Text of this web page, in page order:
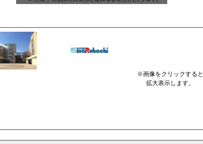
※画像をクリックすると
拡大表示します。